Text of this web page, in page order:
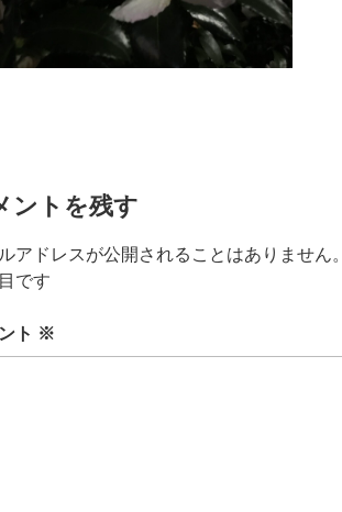
ントを残す
アドレスが公開されることはありません。
です
ト ※